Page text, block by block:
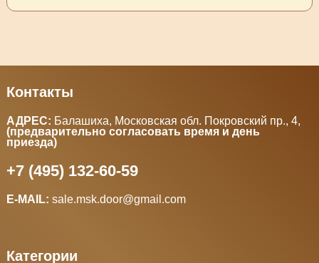
Контакты
АДРЕС: Балашиха, Московская обл. Покровский пр., 4,
(предварительно согласовать время и день
приезда)
+7 (495) 132-60-59
E-MAIL: sale.msk.door@gmail.com
Категории